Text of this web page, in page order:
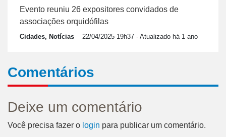
Evento reuniu 26 expositores convidados de
associações orquidófilas
Cidades, Notícias 22/04/2025 19h37 - Atualizado há 1 ano
Comentários
Deixe um comentário
Você precisa fazer o login para publicar um comentário.